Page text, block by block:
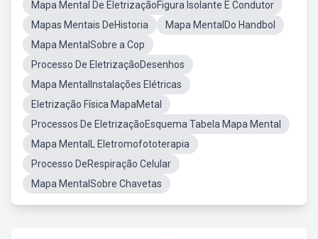
Mapa Mental De EletrizaçãoFigura Isolante E Condutor
Mapas Mentais DeHistoria
Mapa MentalDo Handbol
Mapa MentalSobre a Cop
Processo De EletrizaçãoDesenhos
Mapa MentalInstalações Elétricas
Eletrização Física MapaMetal
Processos De EletrizaçãoEsquema Tabela Mapa Mental
Mapa MentalL Eletromofototerapia
Processo DeRespiração Celular
Mapa MentalSobre Chavetas